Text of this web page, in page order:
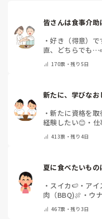
皆さんは食事介
・好き（得意）で
直、どちらでも
170票・残り5日
新たに、学びなお
・新たに資格を取
経験したい😊 ・
教えてください）
413票・残り4日
夏に食べたいも
・ スイカ🍉 ・ アイ
肉（BBQ)🍖 ・ ウ
467票・残り3日